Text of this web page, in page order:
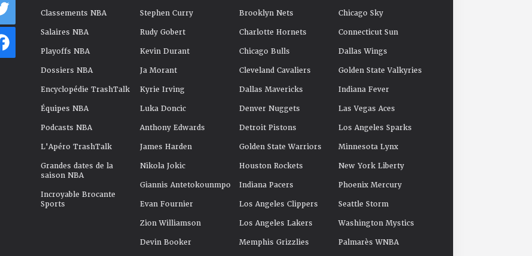
Classements NBA
Salaires NBA
Playoffs NBA
Dossiers NBA
Encyclopédie TrashTalk
Équipes NBA
Podcasts NBA
L'Apéro TrashTalk
Grandes dates de la
saison NBA
Incroyable Brocante
Sports
Stephen Curry
Rudy Gobert
Kevin Durant
Ja Morant
Kyrie Irving
Luka Doncic
Anthony Edwards
James Harden
Nikola Jokic
Giannis Antetokounmpo
Evan Fournier
Zion Williamson
Devin Booker
Brooklyn Nets
Charlotte Hornets
Chicago Bulls
Cleveland Cavaliers
Dallas Mavericks
Denver Nuggets
Detroit Pistons
Golden State Warriors
Houston Rockets
Indiana Pacers
Los Angeles Clippers
Los Angeles Lakers
Memphis Grizzlies
Chicago Sky
Connecticut Sun
Dallas Wings
Golden State Valkyries
Indiana Fever
Las Vegas Aces
Los Angeles Sparks
Minnesota Lynx
New York Liberty
Phoenix Mercury
Seattle Storm
Washington Mystics
Palmarès WNBA